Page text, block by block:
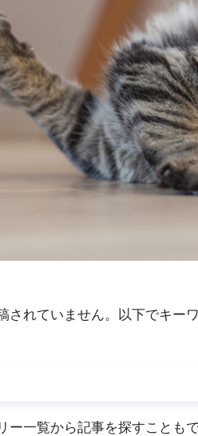
されていません。以下でキー
ー一覧から記事を探すこともで